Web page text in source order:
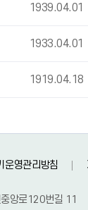
1939.04.01
1933.04.01
1919.04.18
운영관리방침
앙로120번길 11